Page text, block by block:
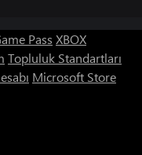
Pass XBOX
Topluluk Standartları
Microsoft Store